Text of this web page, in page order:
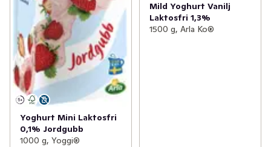
Yoghurt Mini Laktosfri
0,1% Jordgubb
1000 g, Yoggi®
Mild Yoghurt Vanilj
Laktosfri 1,3%
1500 g, Arla Ko®